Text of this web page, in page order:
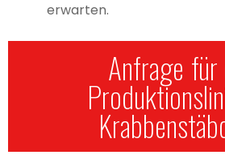
erwarten.
Anfrage